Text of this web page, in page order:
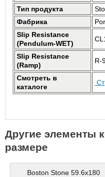
Тип продукта
Фабрика
Slip Resistance
(Pendulum-WET)
Slip Resistance
(Ramp)
R-
Смотреть в
каталоге
Другие элементы
размере
Boston Stone 59.6x180